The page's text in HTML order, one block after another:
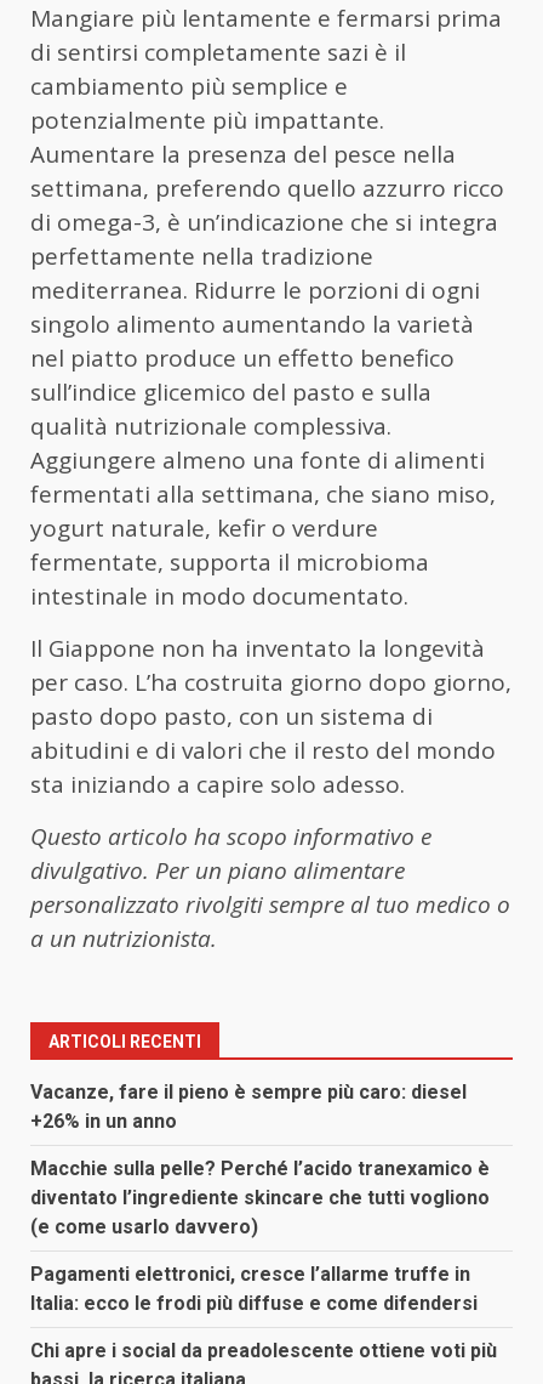
Mangiare più lentamente e fermarsi prima
di sentirsi completamente sazi è il
cambiamento più semplice e
potenzialmente più impattante.
Aumentare la presenza del pesce nella
settimana, preferendo quello azzurro ricco
di omega-3, è un’indicazione che si integra
perfettamente nella tradizione
mediterranea. Ridurre le porzioni di ogni
singolo alimento aumentando la varietà
nel piatto produce un effetto benefico
sull’indice glicemico del pasto e sulla
qualità nutrizionale complessiva.
Aggiungere almeno una fonte di alimenti
fermentati alla settimana, che siano miso,
yogurt naturale, kefir o verdure
fermentate, supporta il microbioma
intestinale in modo documentato.
Il Giappone non ha inventato la longevità
per caso. L’ha costruita giorno dopo giorno,
pasto dopo pasto, con un sistema di
abitudini e di valori che il resto del mondo
sta iniziando a capire solo adesso.
Questo articolo ha scopo informativo e
divulgativo. Per un piano alimentare
personalizzato rivolgiti sempre al tuo medico o
a un nutrizionista.
ARTICOLI RECENTI
Vacanze, fare il pieno è sempre più caro: diesel
+26% in un anno
Macchie sulla pelle? Perché l’acido tranexamico è
diventato l’ingrediente skincare che tutti vogliono
(e come usarlo davvero)
Pagamenti elettronici, cresce l’allarme truffe in
Italia: ecco le frodi più diffuse e come difendersi
Chi apre i social da preadolescente ottiene voti più
bassi, la ricerca italiana